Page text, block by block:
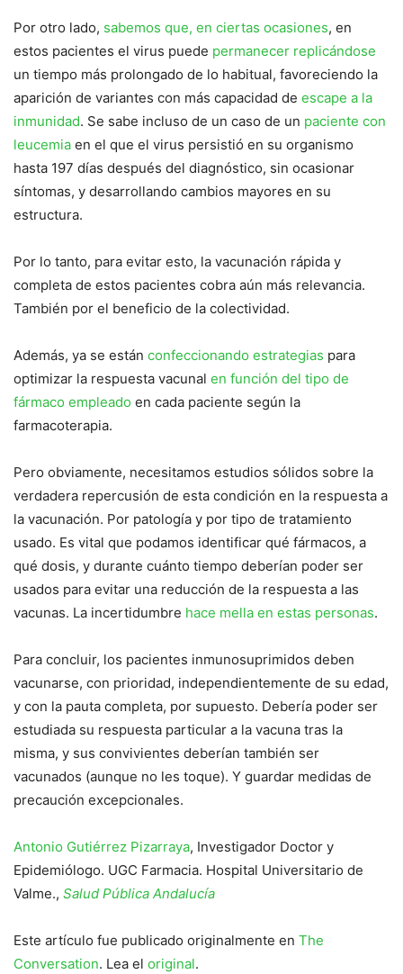
Por otro lado, sabemos que, en ciertas ocasiones, en
estos pacientes el virus puede permanecer replicándose
un tiempo más prolongado de lo habitual, favoreciendo la
aparición de variantes con más capacidad de escape a la
inmunidad. Se sabe incluso de un caso de un paciente con
leucemia en el que el virus persistió en su organismo
hasta 197 días después del diagnóstico, sin ocasionar
síntomas, y desarrollando cambios mayores en su
estructura.
Por lo tanto, para evitar esto, la vacunación rápida y
completa de estos pacientes cobra aún más relevancia.
También por el beneficio de la colectividad.
Además, ya se están confeccionando estrategias para
optimizar la respuesta vacunal en función del tipo de
fármaco empleado en cada paciente según la
farmacoterapia.
Pero obviamente, necesitamos estudios sólidos sobre la
verdadera repercusión de esta condición en la respuesta a
la vacunación. Por patología y por tipo de tratamiento
usado. Es vital que podamos identificar qué fármacos, a
qué dosis, y durante cuánto tiempo deberían poder ser
usados para evitar una reducción de la respuesta a las
vacunas. La incertidumbre hace mella en estas personas.
Para concluir, los pacientes inmunosuprimidos deben
vacunarse, con prioridad, independientemente de su edad,
y con la pauta completa, por supuesto. Debería poder ser
estudiada su respuesta particular a la vacuna tras la
misma, y sus convivientes deberían también ser
vacunados (aunque no les toque). Y guardar medidas de
precaución excepcionales.
Antonio Gutiérrez Pizarraya, Investigador Doctor y
Epidemiólogo. UGC Farmacia. Hospital Universitario de
Valme., Salud Pública Andalucía
Este artículo fue publicado originalmente en The
Conversation. Lea el original.